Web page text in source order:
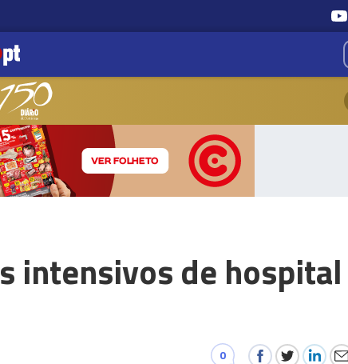
intensivos de hospital
0